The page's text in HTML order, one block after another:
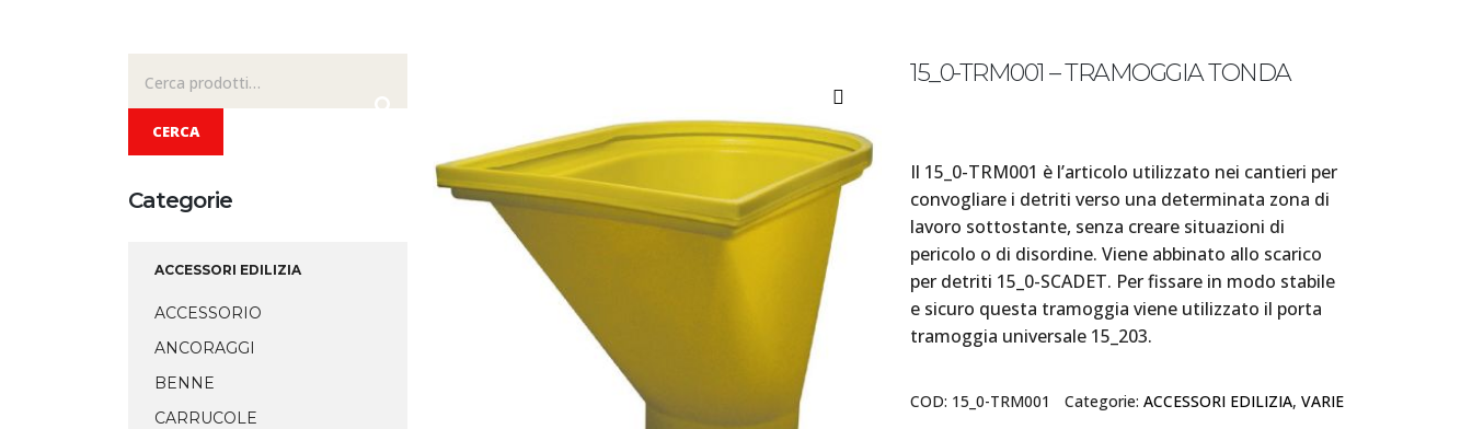
15_0-TRM001 – TRAMOGGIA TONDA
Il 15_0-TRM001 è l’articolo utilizzato nei cantieri per
convogliare i detriti verso una determinata zona di
lavoro sottostante, senza creare situazioni di
pericolo o di disordine. Viene abbinato allo scarico
per detriti 15_0-SCADET. Per fissare in modo stabile
e sicuro questa tramoggia viene utilizzato il porta
tramoggia universale 15_203.
COD: 15_0-TRM001 Categorie: ACCESSORI EDILIZIA, VARIE
CERCA
Categorie
ACCESSORI EDILIZIA
ACCESSORIO
ANCORAGGI
BENNE
CARRUCOLE